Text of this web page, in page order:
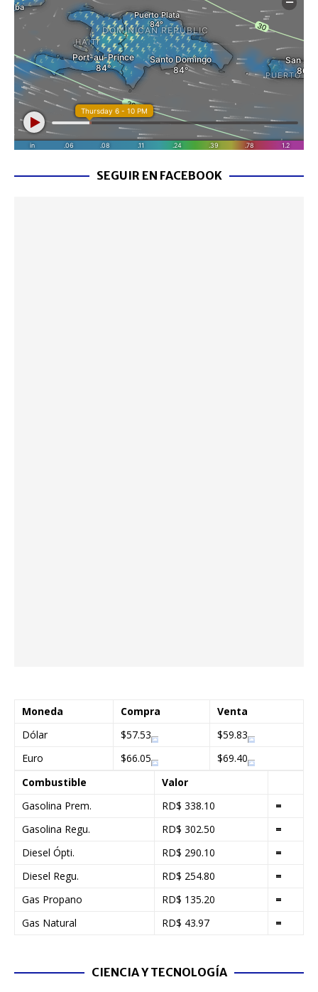
SEGUIR EN FACEBOOK
Moneda Compra
Venta
Dólar
$57.53
$59.83
Euro
$66.05
$69.40
Combustible
Valor
Gasolina Prem.
RD$ 338.10
=
Gasolina Regu.
RD$ 302.50
=
Diesel Ópti.
RD$ 290.10
=
Diesel Regu.
RD$ 254.80
=
Gas Propano
RD$ 135.20
=
Gas Natural
RD$ 43.97 =
CIENCIA Y TECNOLOGÍA